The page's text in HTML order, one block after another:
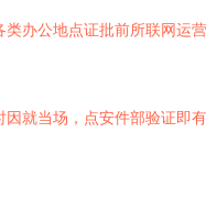
办公地点证批前所联网
就当场，点安件部验证即